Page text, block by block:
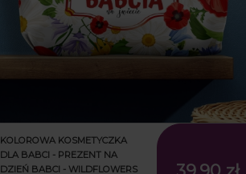
KOLOROWA KOSMETYCZKA
DLA BABCI - PREZENT NA
DZIEŃ BABCI - WILDFLOWERS